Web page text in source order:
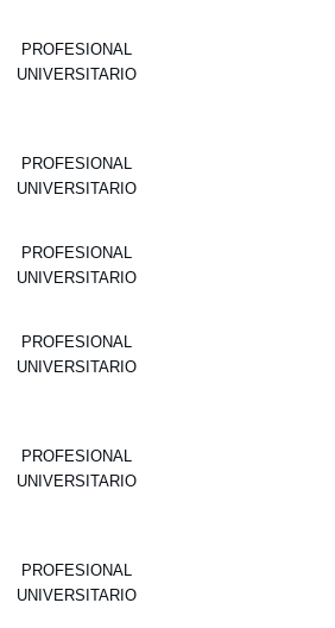
PROFESIONAL
UNIVERSITARIO
PROFESIONAL
UNIVERSITARIO
PROFESIONAL
UNIVERSITARIO
PROFESIONAL
UNIVERSITARIO
PROFESIONAL
UNIVERSITARIO
PROFESIONAL
UNIVERSITARIO